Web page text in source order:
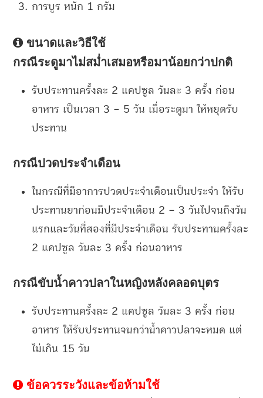
การบูร หนัก 1 กรัม
ขนาดและวิธีใช้
กรณีระดูมาไม่สม่ำเสมอหรือมาน้อยกว่าปกติ
รับประทานครั้งละ 2 แคปซูล วันละ 3 ครั้ง ก่อน
อาหาร เป็นเวลา 3 – 5 วัน เมื่อระดูมา ให้หยุดรับ
ประทาน
กรณีปวดประจำเดือน
ในกรณีที่มีอาการปวดประจำเดือนเป็นประจำ ให้รับ
ประทานยาก่อนมีประจำเดือน 2 – 3 วันไปจนถึงวัน
แรกและวันที่สองที่มีประจำเดือน รับประทานครั้งละ
2 แคปซูล วันละ 3 ครั้ง ก่อนอาหาร
กรณีขับน้ำคาวปลาในหญิงหลังคลอดบุตร
รับประทานครั้งละ 2 แคปซูล วันละ 3 ครั้ง ก่อน
อาหาร ให้รับประทานจนกว่าน้ำคาวปลาจะหมด แต่
ไม่เกิน 15 วัน
ข้อควรระวังและข้อห้ามใช้